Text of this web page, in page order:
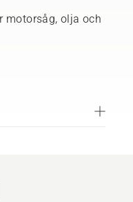
motorsåg, olja och